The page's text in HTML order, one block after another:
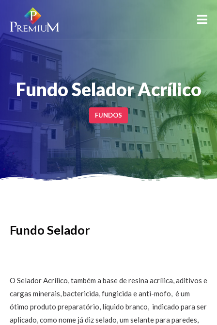
Fundo Selador Acrílico
FUNDOS
Fundo Selador
O Selador Acrílico, também a base de resina acrílica, aditivos e
cargas minerais, bactericida, fungicida e anti-mofo, é um
ótimo produto preparatório, líquido branco, indicado para ser
aplicado, como nome já diz selado, um selante para paredes,